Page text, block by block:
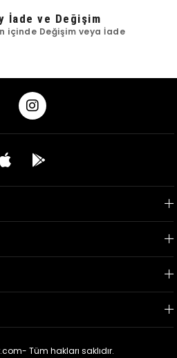
İade ve Değişim
içinde Değişim veya İade
Tüm hakları saklıdır.